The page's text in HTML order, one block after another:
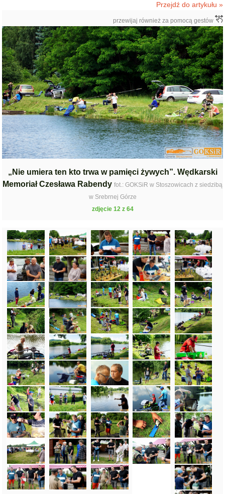
Przejdź do artykułu »
przewijaj również za pomocą gestów
„Nie umiera ten kto trwa w pamięci żywych”. Wędkarski
Memoriał Czesława Rabendy fot.: GOKSiR w Stoszowicach z siedzibą
w Srebrnej Górze
zdjęcie 12 z 64